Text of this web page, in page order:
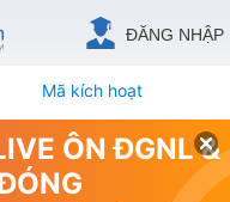
ĐĂNG NHẬP
Mã kích hoạt
ÔN ĐGNL &